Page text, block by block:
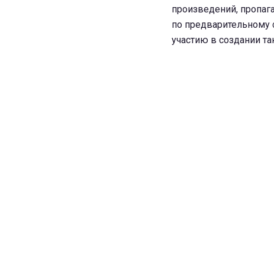
произведений,
по
участию в создании